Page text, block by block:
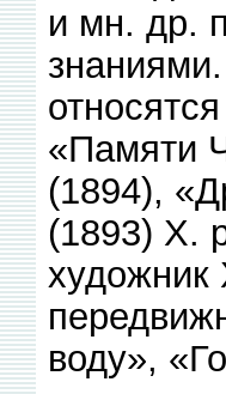
и мн. др.
«Памяти
(1894),
(1893) X.
художник
воду»,